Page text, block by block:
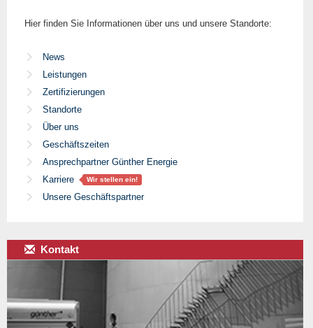
Hier finden Sie Informationen über uns und unsere Standorte:
News
Leistungen
Zertifizierungen
Standorte
Über uns
Geschäftszeiten
Ansprechpartner Günther Energie
Karriere
Wir stellen ein!
Unsere Geschäftspartner
Kontakt